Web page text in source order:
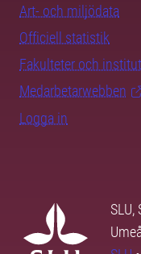
Art- och miljödata
Officiell statistik
Fakulteter och
Medarbetarwebben
Logga in